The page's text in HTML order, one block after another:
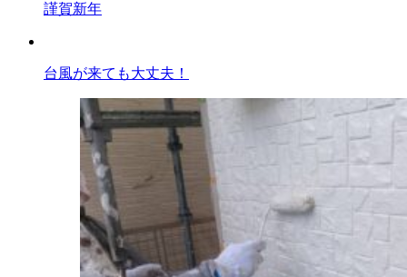
謹賀新年
台風が来ても大丈夫！